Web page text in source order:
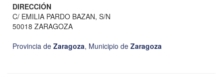
DIRECCIÓN
C/ EMILIA PARDO BAZAN, S/N
50018 ZARAGOZA
Provincia de Zaragoza, Municipio de Zaragoza